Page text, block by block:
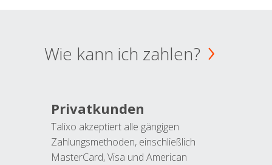
Wie kann ich zahlen?
Privatkunden
Talixo akzeptiert alle gängigen
Zahlungsmethoden, einschließlich
MasterCard, Visa und American